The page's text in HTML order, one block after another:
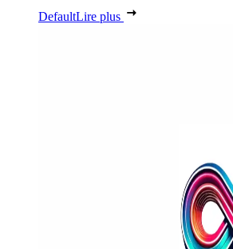
DefaultLire plus